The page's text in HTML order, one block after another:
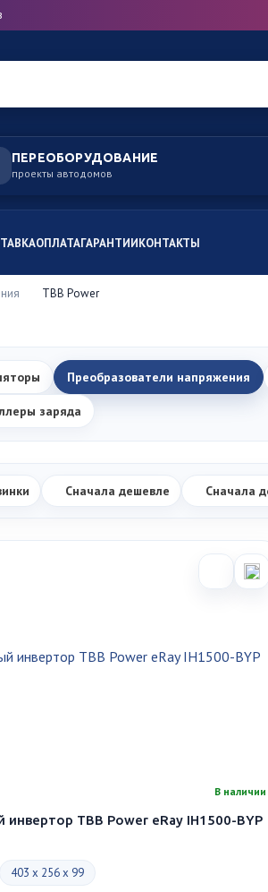
ПЕРЕОБОРУДОВАНИЕ
проекты автодомов
ОПЛАТАГАРАНТИИКОНТАКТЫ
TBB Power
Преобразователи напряжения
заряда
Сначала дешевле Сначала
В наличии
инвертор TBB Power eRay IH1500-BYP
403 x 256 x 99